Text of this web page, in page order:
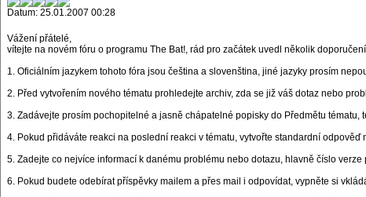
Datum: 25.01.2007 00:28
Vážení přátelé,
vítejte na novém fóru o programu The Bat!, rád pro začátek uvedl několik
1. Oficiálním jazykem tohoto fóra jsou čeština a slovenština, jiné jazyky prosím
2. Před vytvořením nového tématu prohledejte archiv, zda se již váš dotaz nebo
3. Zadávejte prosím pochopitelné a jasně chápatelné popisky do Předmětu
4. Pokud přidáváte reakci na poslední reakci v tématu, vytvořte standardní odpověď
5. Zadejte co nejvíce informací k danému problému nebo dotazu, hlavně číslo
6. Pokud budete odebírat příspěvky mailem a přes mail i odpovídat, vypněte si